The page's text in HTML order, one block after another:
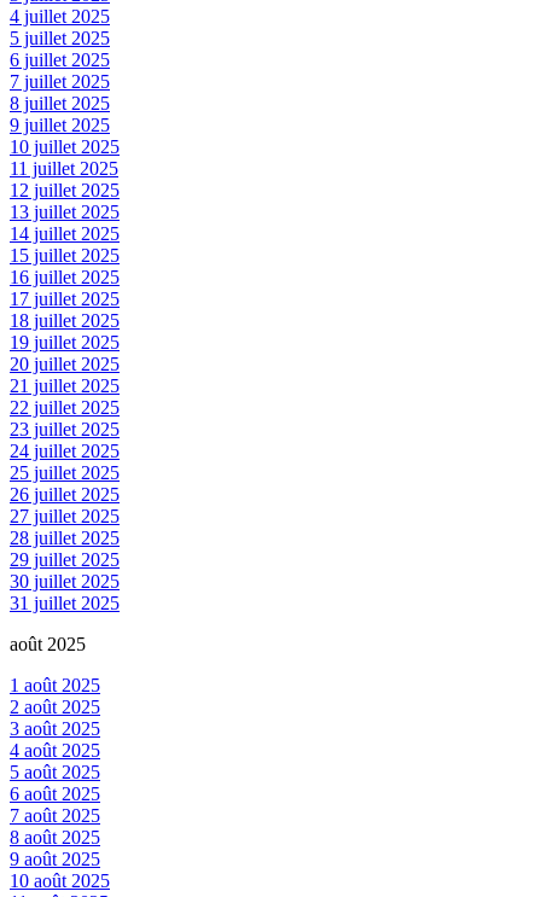
4 juillet 2025
5 juillet 2025
6 juillet 2025
7 juillet 2025
8 juillet 2025
9 juillet 2025
10 juillet 2025
11 juillet 2025
12 juillet 2025
13 juillet 2025
14 juillet 2025
15 juillet 2025
16 juillet 2025
17 juillet 2025
18 juillet 2025
19 juillet 2025
20 juillet 2025
21 juillet 2025
22 juillet 2025
23 juillet 2025
24 juillet 2025
25 juillet 2025
26 juillet 2025
27 juillet 2025
28 juillet 2025
29 juillet 2025
30 juillet 2025
31 juillet 2025
août 2025
1 août 2025
2 août 2025
3 août 2025
4 août 2025
5 août 2025
6 août 2025
7 août 2025
8 août 2025
9 août 2025
10 août 2025